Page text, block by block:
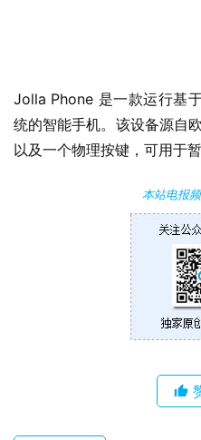
Jolla Phone 是一款运行基
统的智能手机。该设备源自
以及一个物理按键，可用于
本站电报